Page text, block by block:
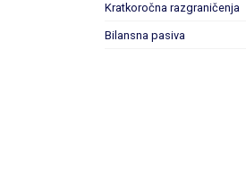
Kratkoročna razgraničenja
Bilansna pasiva